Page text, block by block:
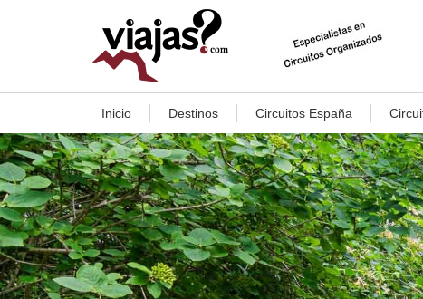
Inicio Destinos Circuitos España